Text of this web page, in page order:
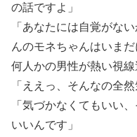
の話ですよ」
「あなたには自覚がな
んのモネちゃんはいま
何人かの男性が熱い視線
「ええっ、そんなの全
「気づかなくてもいい
いいんです」